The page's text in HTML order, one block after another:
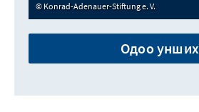
Konrad-Adenauer-Stiftung e. V.
Одоо унших